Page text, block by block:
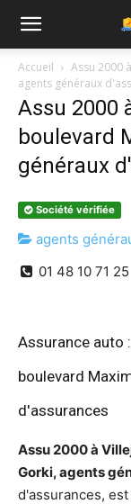
Accueil
Assu 2000
agents généraux
Assu 2000
boulevard
généraux
Société vérifiée
agents
01 48 10 71 25
Assurance auto
boulevard
d'assurances
Assu 2000 à
Gorki, agents
d'assurances,